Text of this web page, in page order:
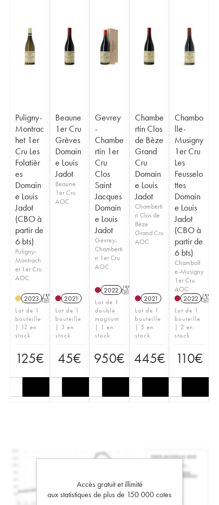
Puligny-
Montrac
het 1er
Cru Les
Folatièr
es
Domain
e Louis
Jadot
(CBO à
partir de
6 bts)
Puligny-
Montrach
et 1er Cru
AOC
2023 T
Lot de 1
bouteille
| 12 en
stock
125€
Beaune
1er Cru
Grèves
Domain
e Louis
Jadot
Beaune
1er Cru
AOC
2021
Lot de 1
bouteille
| 3 en
stock
45€
Gevrey
-
Chambe
rtin 1er
Cru
Clos
Saint
Jacques
Domain
e Louis
Jadot
Gevrey-
Chamberti
n 1er Cru
AOC
2022 T
Lot de 1
double
magnum
| 1 en
stock
950€
Chambe
rtin Clos
de Bèze
Grand
Cru
Domain
e Louis
Jadot
Chamberti
n Clos de
Bèze
Grand Cru
AOC
2021
Lot de 1
bouteille
| 5 en
stock
445€
Chambo
lle-
Musigny
1er Cru
Les
Feusselo
ttes
Domain
e Louis
Jadot
(CBO à
partir de
6 bts)
Chamboll
e-Musigny
1er Cru
AOC
2022 T
Lot de 1
bouteille
| 2 en
stock
110€
Accès gratuit et illimité
aux statistiques de plus de 150 000 cotes